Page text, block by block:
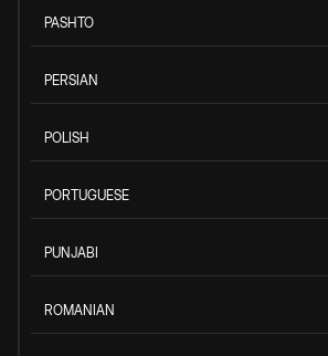
PASHTO
PERSIAN
POLISH
PORTUGUESE
PUNJABI
ROMANIAN